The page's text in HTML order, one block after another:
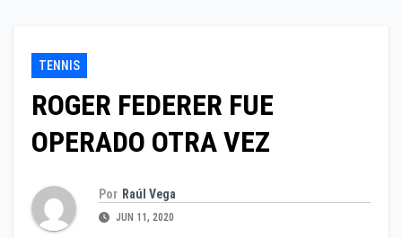
TENNIS
ROGER FEDERER FUE
OPERADO OTRA VEZ
Por Raúl Vega
JUN 11, 2020